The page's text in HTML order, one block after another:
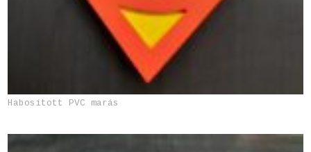
Habosított PVC marás